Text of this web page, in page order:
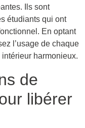
Ils sont
étudiants qui ont
En optant
l’usage de chaque
harmonieux.
de
libérer